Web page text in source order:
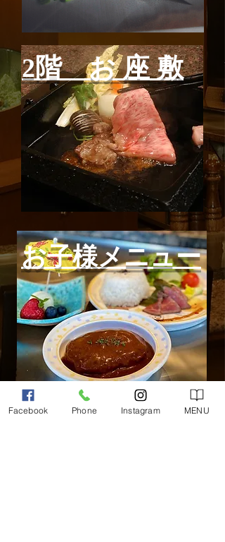
​2階 お 座 敷
お子様メニュー
Facebook Phone Instagram MENU